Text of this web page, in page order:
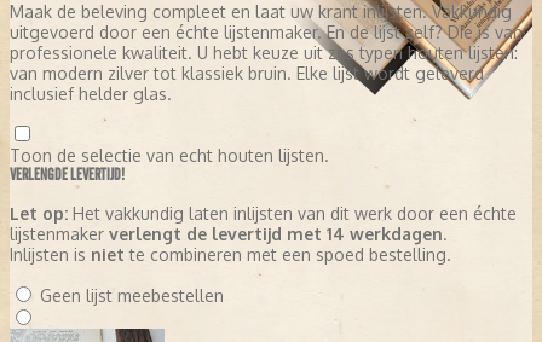
Maak de beleving compleet en laat uw krant inlijsten. Vakkundig
uitgevoerd door een échte lijstenmaker. En de lijst zelf? Die is van
professionele kwaliteit. U hebt keuze uit zes typen houten lijsten:
van modern zilver tot klassiek bruin. Elke lijst wordt geleverd
inclusief helder glas.
Toon de selectie van echt houten lijsten.
VERLENGDE LEVERTIJD!
Let op: Het vakkundig laten inlijsten van dit werk door een échte
lijstenmaker verlengt de levertijd met 14 werkdagen.
Inlijsten is niet te combineren met een spoed bestelling.
Geen lijst meebestellen